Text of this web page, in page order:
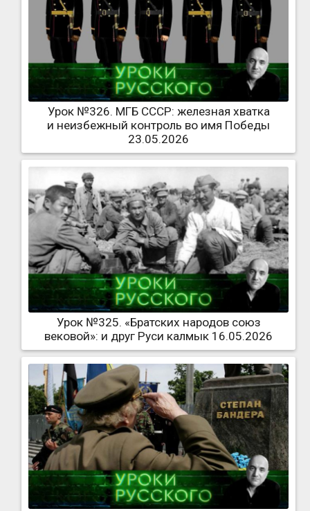
Урок №326. МГБ СССР: железная хватка
и неизбежный контроль во имя Победы
23.05.2026
Урок №325. «Братских народов союз
вековой»: и друг Руси калмык 16.05.2026